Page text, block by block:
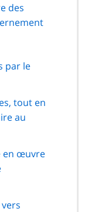
des
par le
tout en
au
en œuvre